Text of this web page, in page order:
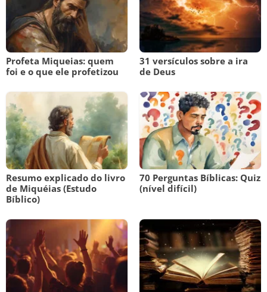
Profeta Miqueias: quem
foi e o que ele profetizou
31 versículos sobre a ira
de Deus
Resumo explicado do livro
de Miquéias (Estudo
Bíblico)
70 Perguntas Bíblicas: Quiz
(nível difícil)